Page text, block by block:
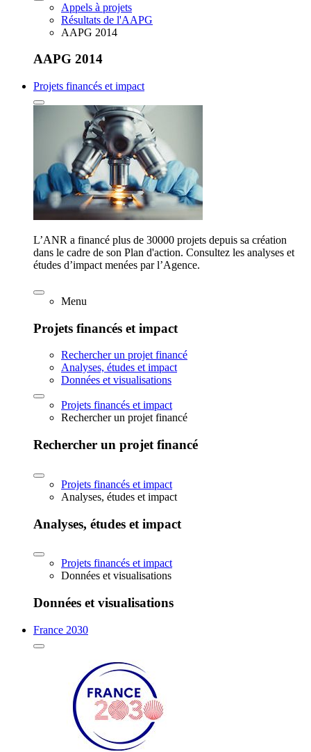
Appels à projets
Résultats de l'AAPG
AAPG 2014
AAPG 2014
Projets financés et impact
L’ANR a financé plus de 30000 projets depuis sa création
dans le cadre de son Plan d'action. Consultez les analyses et
études d’impact menées par l’Agence.
Menu
Projets financés et impact
Rechercher un projet financé
Analyses, études et impact
Données et visualisations
Projets financés et impact
Rechercher un projet financé
Rechercher un projet financé
Projets financés et impact
Analyses, études et impact
Analyses, études et impact
Projets financés et impact
Données et visualisations
Données et visualisations
France 2030